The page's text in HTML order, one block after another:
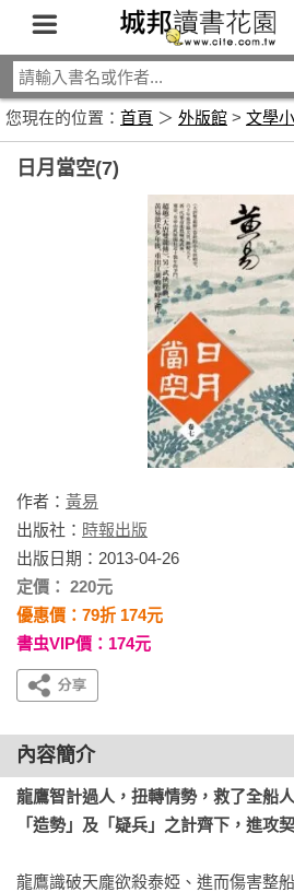
您現在的位置： 首頁 ＞ 外版館 > 文學
日月當空(7)
作者： 黃易
出版社： 時報出版
出版日期：2013-04-26
定價： 220元
優惠價：79折 174元
書虫VIP價：174元
內容簡介
龍鷹智計過人，扭轉情勢，救了全船人
「造勢」及「疑兵」之計齊下，進攻
龍鷹識破天龐欲殺泰婭、進而傷害整